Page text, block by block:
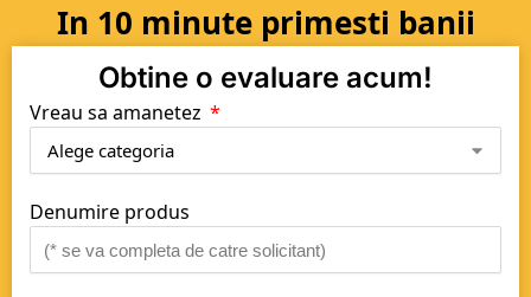
In 10 minute primesti banii
Obtine o evaluare acum!
Vreau sa amanetez
Denumire produs